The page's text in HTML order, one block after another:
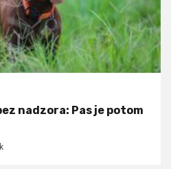
nadzora: Pas je potom